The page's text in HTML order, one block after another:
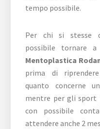
tempo possibile.
Per chi si stesse
possibile tornare
Mentoplastica
prima di
quanto concerne
mentre per gli sport
con possibile
attendere anche 2